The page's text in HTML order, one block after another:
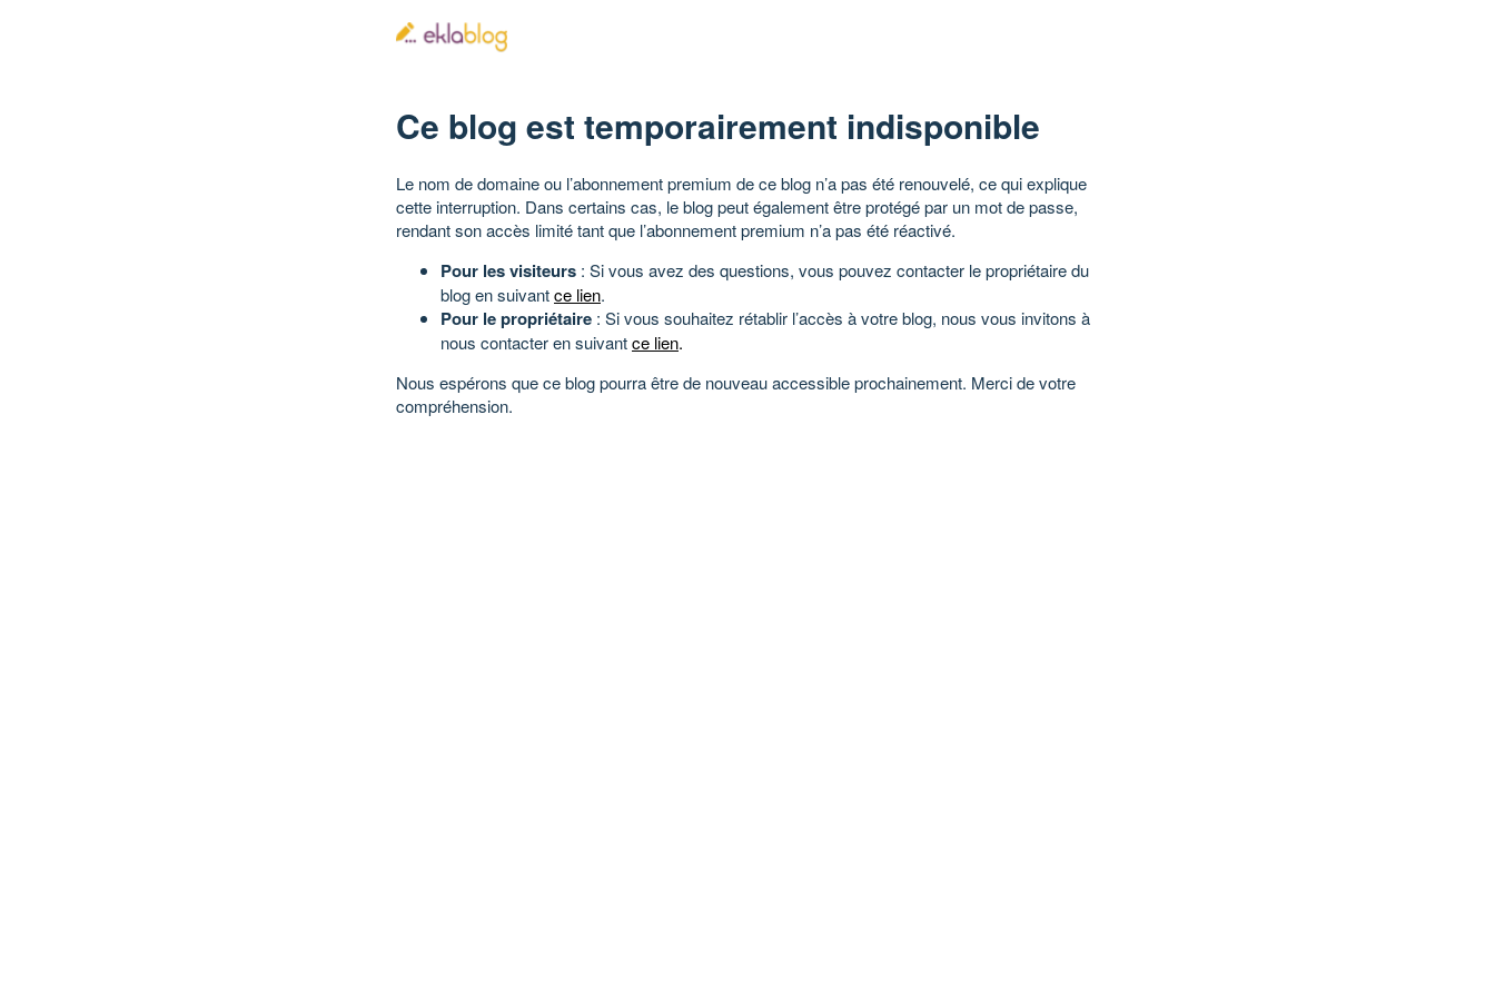
Ce blog est temporairement indisponible
Le nom de domaine ou l’abonnement premium de ce blog n’a pas été renouvelé, ce qui explique
cette interruption. Dans certains cas, le blog peut également être protégé par un mot de passe,
rendant son accès limité tant que l’abonnement premium n’a pas été réactivé.
Pour les visiteurs : Si vous avez des questions, vous pouvez contacter le propriétaire du
blog en suivantce lien.
Pour le propriétaire : Si vous souhaitez rétablir l’accès à votre blog, nous vous invitons à
nous contacter en suivantce lien.
Nous espérons que ce blog pourra être de nouveau accessible prochainement. Merci de votre
compréhension.